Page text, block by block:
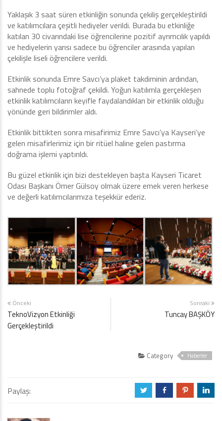
Yaklaşık 3 saat süren etkinliğin sonunda çekiliş gerçekleştirildi
ve katılımcılara çeşitli hediyeler verildi. Burada bu etkinliğe
katılan 30 civarındaki lise öğrencilerine pozitif ayrımcılık yapıldı
ve hediyelerin yarısı sadece bu öğrenciler arasında yapılan
çekilişle liseli öğrencilere verildi.
Etkinlik sonunda Emre Savcı’ya plaket takdiminin ardından,
sahnede toplu fotoğraf çekildi. Yoğun katılımla gerçekleşen
etkinlik katılımcıların keyifle faydalandıkları bir etkinlik olduğu
yönünde geri bildirimler aldı.
Etkinlik bittikten sonra misafirimiz Emre Savcı’ya Kayseri’ye
gelen misafirlerimiz için bir ritüel haline gelen pastırma
doğrama işlemi yaptırıldı.
Bu güzel etkinlik için bizi destekleyen başta Kayseri Ticaret
Odası Başkanı Ömer Gülsoy olmak üzere emek veren herkese
ve değerli katılımcılarımıza teşekkür ederiz.
Önceki
TeknoVizyon Etkinliği
Gerçekleştirildi
Sonraki
Tuncay BAŞKÖY
Category Haberler
Paylaş: a b d j